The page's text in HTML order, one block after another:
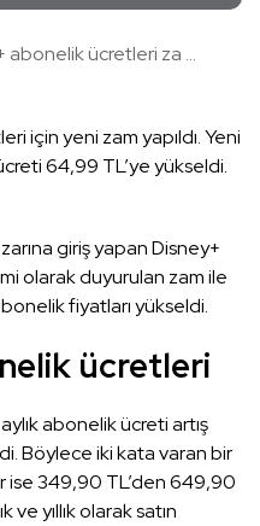
abonelik ücretleri za ...
için yeni zam yapıldı. Yeni
64,99 TL’ye yükseldi.
giriş yapan Disney+
olarak duyurulan zam ile
fiyatları yükseldi.
ücretleri
abonelik ücreti artış
Böylece iki kata varan bir
ise 349,90 TL’den 649,90
ve yıllık olarak satın